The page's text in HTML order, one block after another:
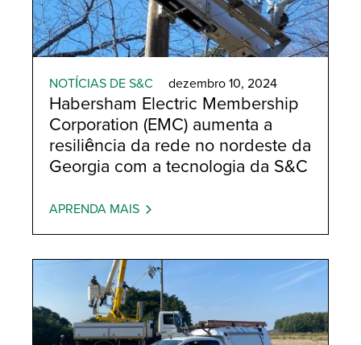
NOTÍCIAS DE S&C dezembro 10, 2024
Habersham Electric Membership
Corporation (EMC) aumenta a
resiliência da rede no nordeste da
Georgia com a tecnologia da S&C
APRENDA MAIS